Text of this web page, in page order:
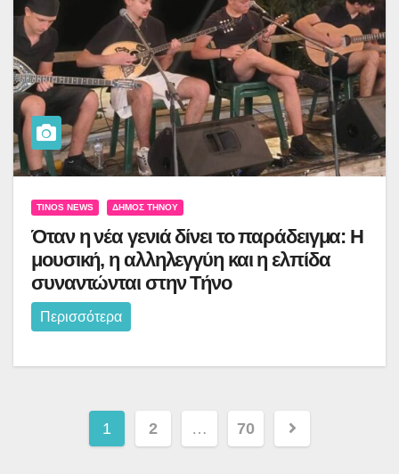
TINOS NEWS ΔΉΜΟΣ ΤΉΝΟΥ
Όταν η νέα γενιά δίνει το παράδειγμα: Η
μουσική, η αλληλεγγύη και η ελπίδα
συναντώνται στην Τήνο
Περισσότερα
Σελιδοποίηση
άρθρων
1 2 … 70